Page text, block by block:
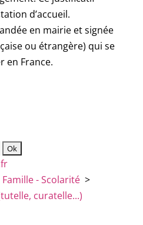
d’accueil.
en mairie et signée
ou étrangère) qui se
en France.
Famille - Scolarité >
curatelle...)